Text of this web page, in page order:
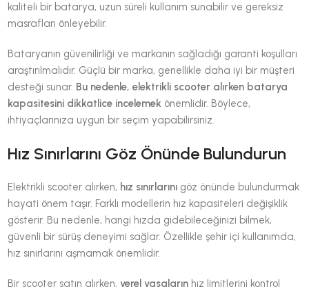
kaliteli bir batarya, uzun süreli kullanım sunabilir ve gereksiz
masrafları önleyebilir.
Bataryanın güvenilirliği ve markanın sağladığı garanti koşulları
araştırılmalıdır. Güçlü bir marka, genellikle daha iyi bir müşteri
desteği sunar. Bu nedenle, elektrikli scooter alırken batarya
kapasitesini dikkatlice incelemek önemlidir. Böylece,
ihtiyaçlarınıza uygun bir seçim yapabilirsiniz.
Hız Sınırlarını Göz Önünde Bulundurun
Elektrikli scooter alırken, hız sınırlarını göz önünde bulundurmak
hayati önem taşır. Farklı modellerin hız kapasiteleri değişiklik
gösterir. Bu nedenle, hangi hızda gidebileceğinizi bilmek,
güvenli bir sürüş deneyimi sağlar. Özellikle şehir içi kullanımda,
hız sınırlarını aşmamak önemlidir.
Bir scooter satın alırken,yerel yasaların hız limitlerini kontrol